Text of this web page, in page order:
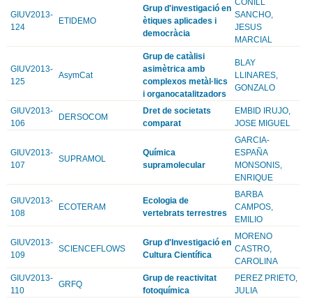
GIUV2013-
124
ETIDEMO
Grup d'investigació en
ètiques aplicades i
democràcia
SANCHO,
JESUS
MARCIAL
GIUV2013-
125
AsymCat
Grup de catàlisi
asimètrica amb
complexos metàl·lics
i organocatalitzadors
BLAY
LLINARES,
GONZALO
GIUV2013-
106
DERSOCOM
Dret de societats
comparat
EMBID IRUJO,
JOSE MIGUEL
GIUV2013-
107
SUPRAMOL
Química
supramolecular
GARCIA-
ESPAÑA
MONSONIS,
ENRIQUE
GIUV2013-
108
ECOTERAM
Ecologia de
vertebrats terrestres
BARBA
CAMPOS,
EMILIO
GIUV2013-
109
SCIENCEFLOWS
Grup d'Investigació en
Cultura Científica
MORENO
CASTRO,
CAROLINA
GIUV2013-
110
GRFQ
Grup de reactivitat
fotoquímica
PEREZ PRIETO,
JULIA